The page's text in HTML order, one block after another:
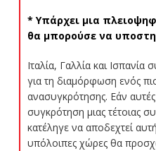
* Υπάρχει μια
θα μπορούσε να
Ιταλία, Γαλλία και
για τη διαμόρφωση ενός
ανασυγκρότησης. Εάν
συγκρότηση μιας τέτοιας
κατέληγε να αποδεχτεί
υπόλοιπες χώρες θα